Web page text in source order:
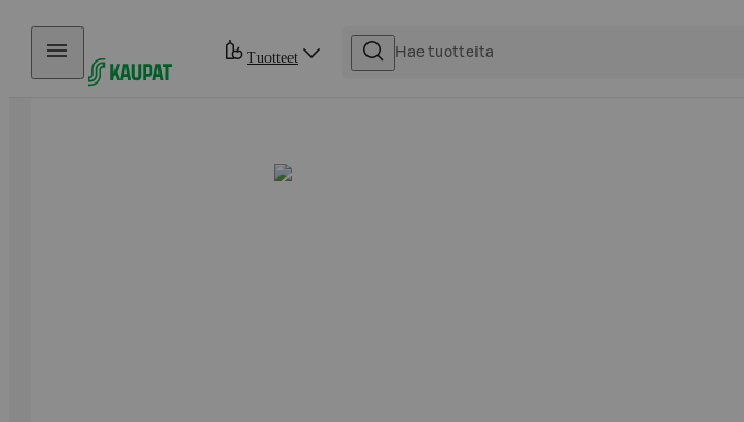
Hyppää sisältöön
Tuotteet